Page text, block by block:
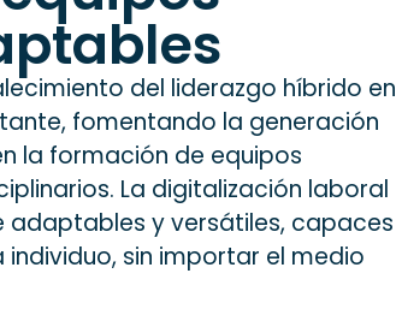
del liderazgo híbrido en
fomentando la generación
la formación de equipos
La digitalización laboral
y versátiles, capaces
sin importar el medio